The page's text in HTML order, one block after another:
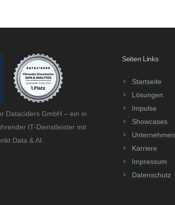
Dataciders GmbH – ein in
IT-Dienstleister mit
Data & AI.
Seiten Links
Startseite
Lösungen
Impulse
Showcases
Unternehmen
Karriere
Impressum
Datenschutz